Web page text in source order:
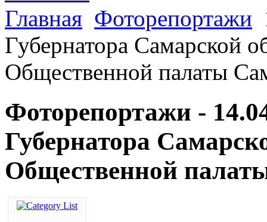
Главная Фоторепортажи
Губернатора Самарской
Общественной палаты
Фоторепортажи -
Губернатора
Общественной